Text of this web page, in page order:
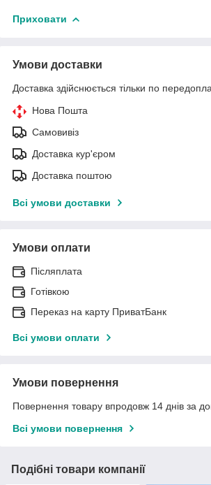
Приховати
Умови доставки
Доставка здійснюється тільки по
Нова Пошта
Самовивіз
Доставка кур'єром
Доставка поштою
Всі умови доставки
Умови оплати
Післяплата
Готівкою
Переказ на карту ПриватБанк
Всі умови оплати
Умови повернення
Повернення товару впродовж 14 днів за
Всі умови повернення
Подібні товари компанії